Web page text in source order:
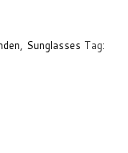
, Sunglasses Tag: